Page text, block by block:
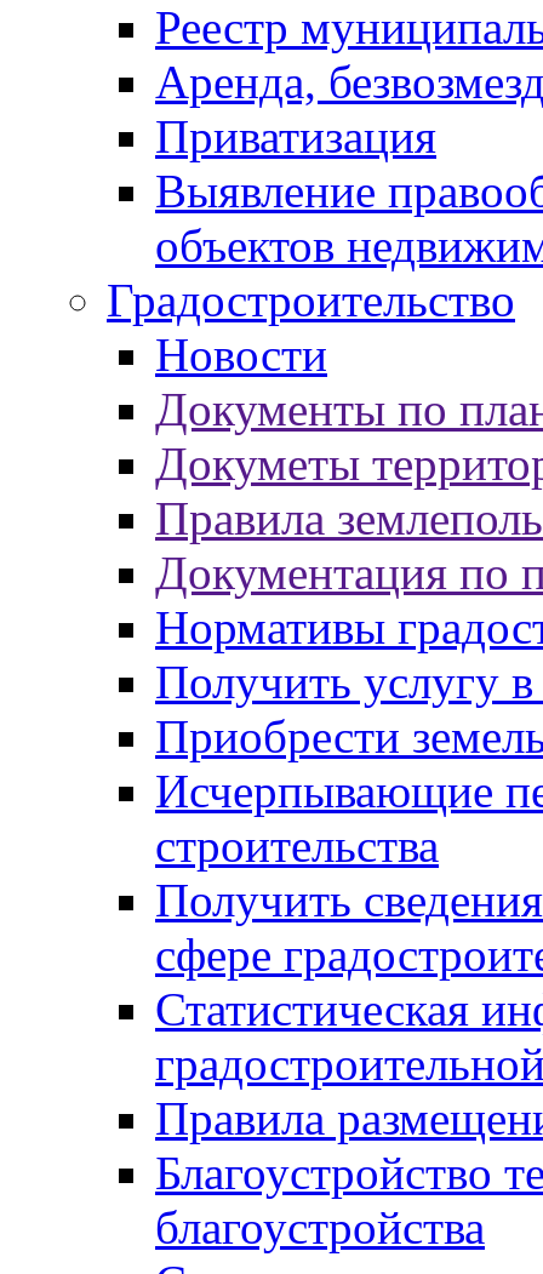
Реестр
Аренда,
Приватизация
Выявление
объектов
Градостроительство
Новости
Документы по
Докуметы
Правила
Документация по
Нормативы
Получить услугу в
Приобрести
Исчерпывающие
строительства
Получить
сфере
Статистическая
Правила
Благоустройство
благоустройства